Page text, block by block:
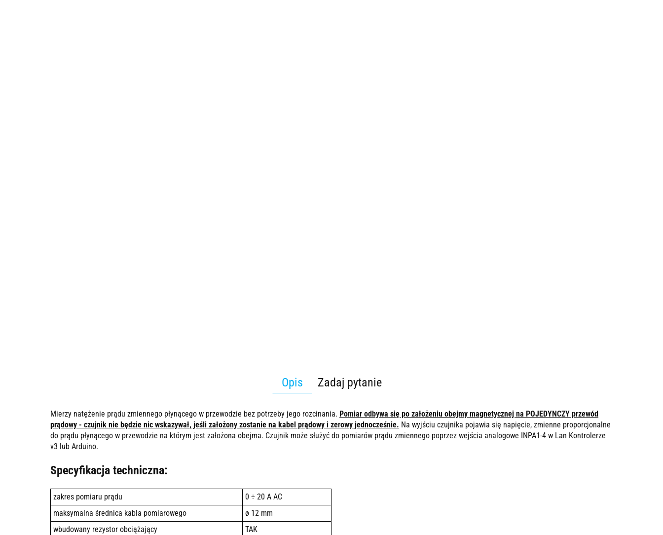
Opis Zadaj pytanie
Mierzy natężenie prądu zmiennego płynącego w przewodzie bez potrzeby jego rozcinania. Pomiar odbywa się po założeniu obejmy magnetycznej na POJEDYNCZY przewód
prądowy - czujnik nie będzie nic wskazywał, jeśli założony zostanie na kabel prądowy i zerowy jednocześnie. Na wyjściu czujnika pojawia się napięcie, zmienne proporcjonalne
do prądu płynącego w przewodzie na którym jest założona obejma. Czujnik może służyć do pomiarów prądu zmiennego poprzez wejścia analogowe INPA1-4 w Lan Kontrolerze
v3 lub Arduino.
Specyfikacja techniczna:
zakres pomiaru prądu
0 ÷ 20 A AC
maksymalna średnica kabla pomiarowego
ø 12 mm
wbudowany rezystor obciążający
TAK